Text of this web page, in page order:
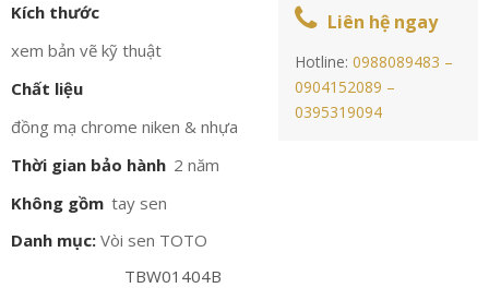
Kích thước
xem bản vẽ kỹ thuật
Chất liệu
đồng mạ chrome niken & nhựa
Thời gian bảo hành 2 năm
Không gồm tay sen
Danh mục: Vòi sen TOTO
TBW01404B
Liên hệ ngay
Hotline:0988089483 –
0904152089 –
0395319094